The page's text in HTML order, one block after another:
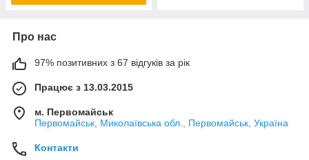
Про нас
97% позитивних з 67 відгуків за рік
Працює з 13.03.2015
м. Первомайськ
Первомайськ, Миколаївська обл., Первомайськ, Україна
Контакти